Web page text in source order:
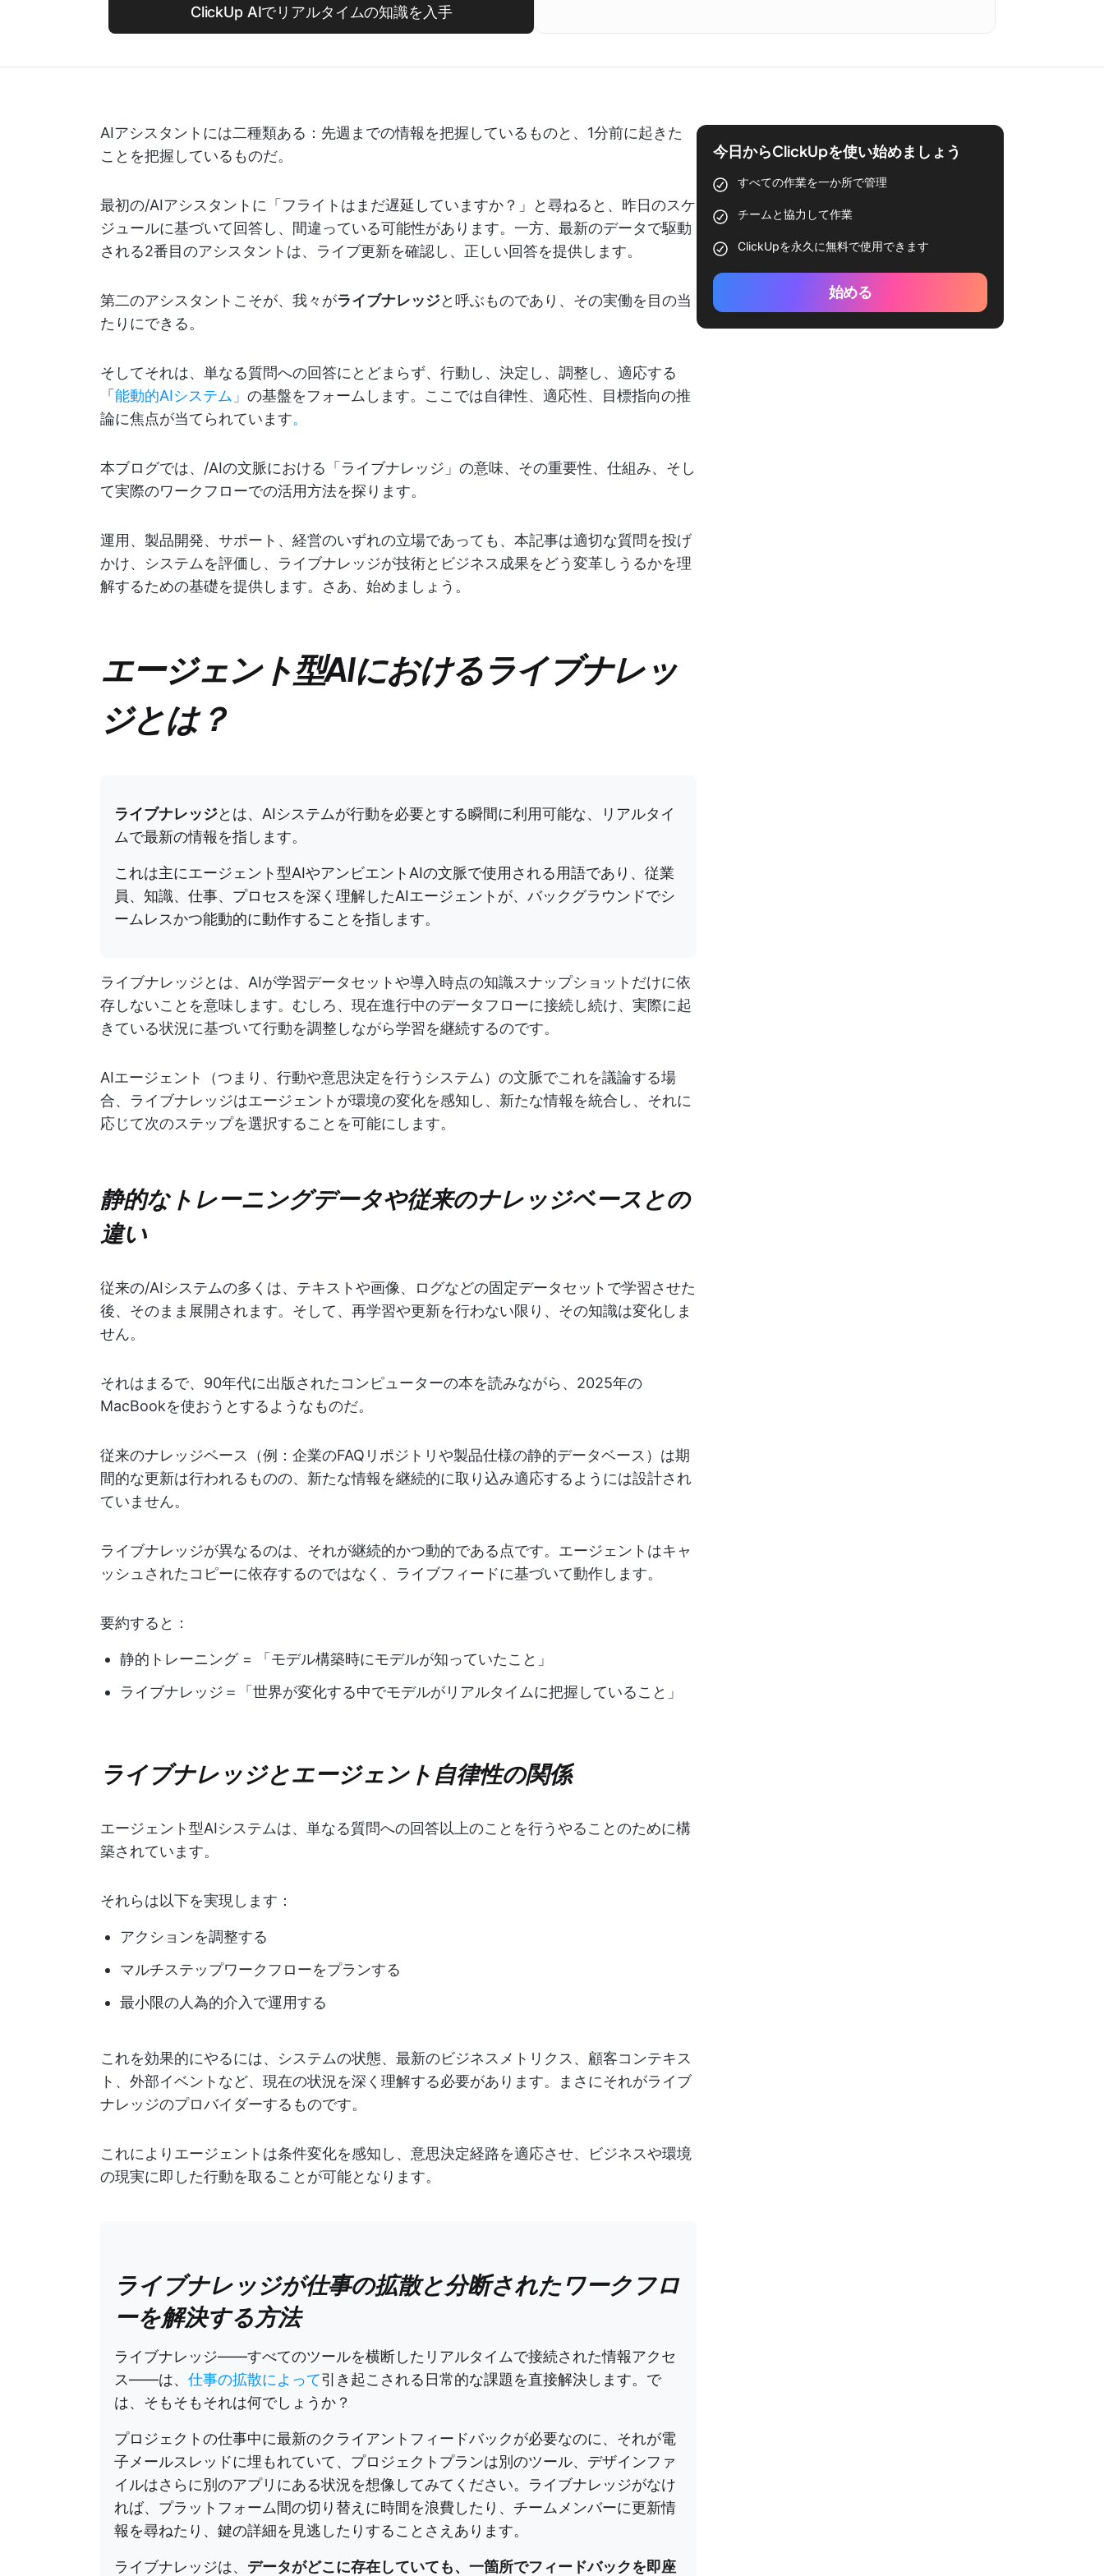
ClickUp AIでリアルタイムの知識を入手
AIアシスタントには二種類ある：先週までの情報を把握しているものと、1分前に起きた
ことを把握しているものだ。
最初の/AIアシスタントに「フライトはまだ遅延していますか？」と尋ねると、昨日のスケ
ジュールに基づいて回答し、間違っている可能性があります。一方、最新のデータで駆動
される2番目のアシスタントは、ライブ更新を確認し、正しい回答を提供します。
第二のアシスタントこそが、我々がライブナレッジと呼ぶものであり、その実働を目の当
たりにできる。
そしてそれは、単なる質問への回答にとどまらず、行動し、決定し、調整し、適応する
「 能動的AIシステム」 の基盤をフォームします。ここでは自律性、適応性、目標指向の推
論に焦点が当てられています。
本ブログでは、/AIの文脈における「ライブナレッジ」の意味、その重要性、仕組み、そし
て実際のワークフローでの活用方法を探ります。
運用、製品開発、サポート、経営のいずれの立場であっても、本記事は適切な質問を投げ
かけ、システムを評価し、ライブナレッジが技術とビジネス成果をどう変革しうるかを理
解するための基礎を提供します。さあ、始めましょう。
エージェント型AIにおけるライブナレッ
ジとは？
ライブナレッジとは、AIシステムが行動を必要とする瞬間に利用可能な、リアルタイ
ムで最新の情報を指します。
これは主にエージェント型AIやアンビエントAIの文脈で使用される用語であり、従業
員、知識、仕事、プロセスを深く理解したAIエージェントが、バックグラウンドでシ
ームレスかつ能動的に動作することを指します。
ライブナレッジとは、AIが学習データセットや導入時点の知識スナップショットだけに依
存しないことを意味します。むしろ、現在進行中のデータフローに接続し続け、実際に起
きている状況に基づいて行動を調整しながら学習を継続するのです。
AIエージェント（つまり、行動や意思決定を行うシステム）の文脈でこれを議論する場
合、ライブナレッジはエージェントが環境の変化を感知し、新たな情報を統合し、それに
応じて次のステップを選択することを可能にします。
静的なトレーニングデータや従来のナレッジベースとの
違い
従来の/AIシステムの多くは、テキストや画像、ログなどの固定データセットで学習させた
後、そのまま展開されます。そして、再学習や更新を行わない限り、その知識は変化しま
せん。
それはまるで、90年代に出版されたコンピューターの本を読みながら、2025年の
MacBookを使おうとするようなものだ。
従来のナレッジベース（例：企業のFAQリポジトリや製品仕様の静的データベース）は期
間的な更新は行われるものの、新たな情報を継続的に取り込み適応するようには設計され
ていません。
ライブナレッジが異なるのは、それが継続的かつ動的である点です。エージェントはキャ
ッシュされたコピーに依存するのではなく、ライブフィードに基づいて動作します。
要約すると：
静的トレーニング = 「モデル構築時にモデルが知っていたこと」
ライブナレッジ＝「世界が変化する中でモデルがリアルタイムに把握していること」
ライブナレッジとエージェント自律性の関係
エージェント型AIシステムは、単なる質問への回答以上のことを行うやることのために構
築されています。
それらは以下を実現します：
アクションを調整する
マルチステップワークフローをプランする
最小限の人為的介入で運用する
これを効果的にやるには、システムの状態、最新のビジネスメトリクス、顧客コンテキス
ト、外部イベントなど、現在の状況を深く理解する必要があります。まさにそれがライブ
ナレッジのプロバイダーするものです。
これによりエージェントは条件変化を感知し、意思決定経路を適応させ、ビジネスや環境
の現実に即した行動を取ることが可能となります。
ライブナレッジが仕事の拡散と分断されたワークフロ
ーを解決する方法
ライブナレッジ——すべてのツールを横断したリアルタイムで接続された情報アクセ
ス——は、 仕事の拡散によって引き起こされる日常的な課題を直接解決します。で
は、そもそもそれは何でしょうか？
プロジェクトの仕事中に最新のクライアントフィードバックが必要なのに、それが電
子メールスレッドに埋もれていて、プロジェクトプランは別のツール、デザインファ
イルはさらに別のアプリにある状況を想像してみてください。ライブナレッジがなけ
れば、プラットフォーム間の切り替えに時間を浪費したり、チームメンバーに更新情
報を尋ねたり、鍵の詳細を見逃したりすることさえあります。
ライブナレッジは、 データがどこに存在していても、一箇所でフィードバックを即座
今日からClickUpを使い始めましょう
すべての作業を一か所で管理
チームと協力して作業
ClickUpを永久に無料で使用できます
始める